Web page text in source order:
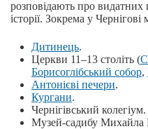
розповідають про видатних
історії. Зокрема у Чернігові
Дитинець.
Церкви 11–13 століть (
Борисоглібський собор,
Антонієві печери.
Кургани.
Чернігівський колегіум.
Музей-садибу Михайла